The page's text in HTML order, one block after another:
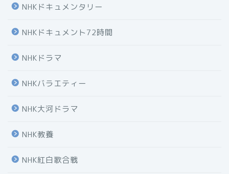
NHKドキュメンタリー
NHKドキュメント72時間
NHKドラマ
NHKバラエティー
NHK大河ドラマ
NHK教養
NHK紅白歌合戦